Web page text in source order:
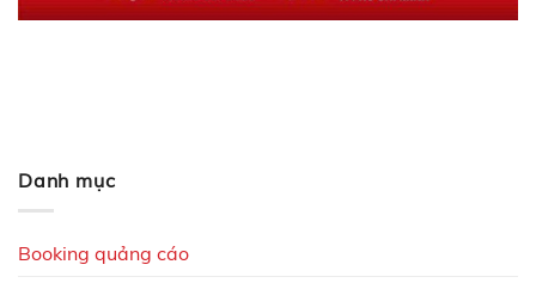
Danh mục
Booking quảng cáo